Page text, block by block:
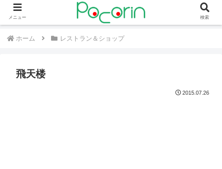
ホーム レストラン＆ショップ
飛天楼
2015.07.26
メニュー 検索